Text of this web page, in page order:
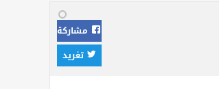
مشاركة
تغريد